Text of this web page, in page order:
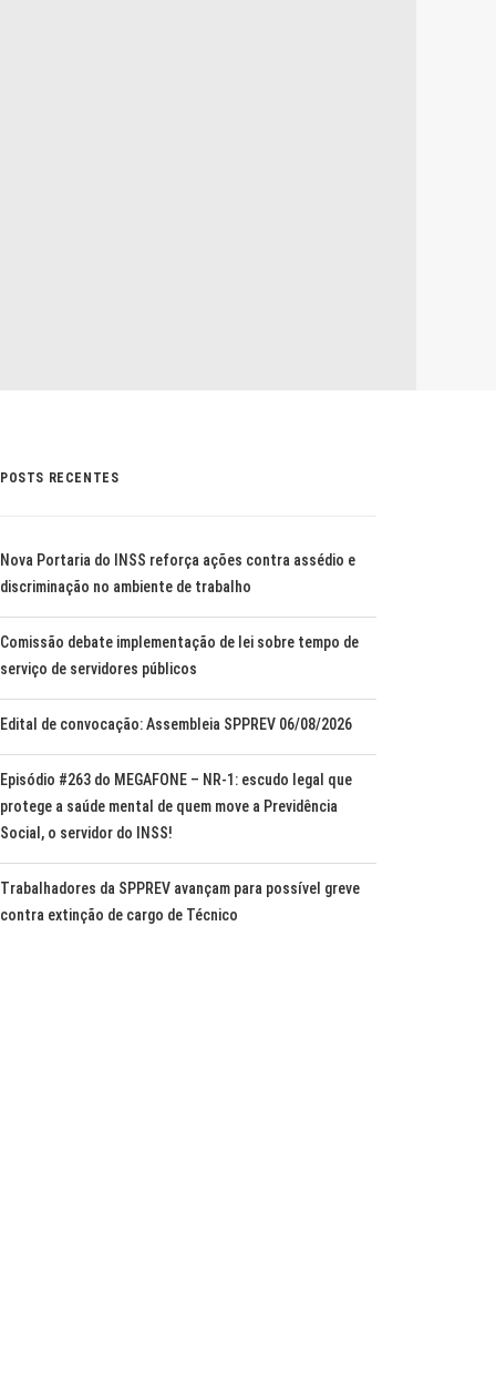
POSTS RECENTES
Nova Portaria do INSS reforça ações contra assédio e
discriminação no ambiente de trabalho
Comissão debate implementação de lei sobre tempo de
serviço de servidores públicos
Edital de convocação: Assembleia SPPREV 06/08/2026
Episódio #263 do MEGAFONE – NR-1: escudo legal que
protege a saúde mental de quem move a Previdência
Social, o servidor do INSS!
Trabalhadores da SPPREV avançam para possível greve
contra extinção de cargo de Técnico